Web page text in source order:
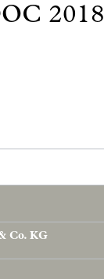
2018
Co. KG